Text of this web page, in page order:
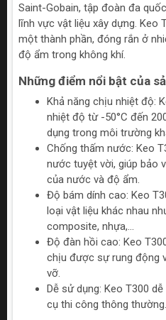
Saint-Gobain, tập đoàn đa
lĩnh vực vật liệu xây dựng. Keo
một thành phần, đóng rắn ở
độ ẩm trong không khí.
Những điểm nổi bật của
Khả năng chịu nhiệt độ:
nhiệt độ từ -50°C đến
dụng trong môi trường
Chống thấm nước: Keo
nước tuyệt vời, giúp bảo
của nước và độ ẩm.
Độ bám dính cao: Keo
loại vật liệu khác nhau
composite, nhựa,...
Độ đàn hồi cao: Keo
chịu được sự rung động
vỡ.
Dễ sử dụng: Keo T300
cụ thi công thông thường.